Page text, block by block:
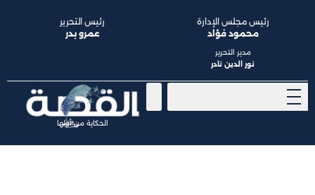
الحكاية من أولها
رئيس مجلس الإدارة
محمود فؤاد
مدير التحرير
نور الدين نادر
رئيس التحرير
عمرو بدر